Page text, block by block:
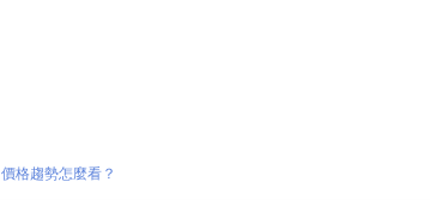
價格趨勢怎麼看？